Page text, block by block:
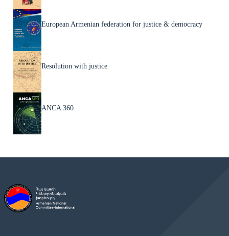
European Armenian federation for justice & democracy
Resolution with justice
ANCA 360